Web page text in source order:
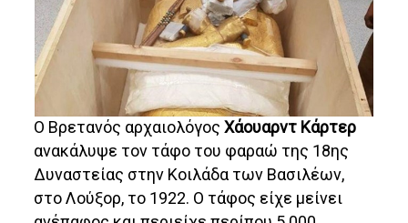
Ο Βρετανός αρχαιολόγοςΧάουαρντ Κάρτερ
ανακάλυψε τον τάφο του φαραώ της 18ης
Δυναστείας στην Κοιλάδα των Βασιλέων,
στο Λούξορ, το 1922. Ο τάφος είχε μείνει